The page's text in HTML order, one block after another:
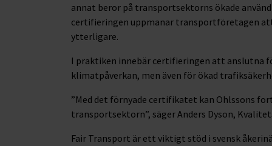
annat beror på transportsektorns ökade
certifieringen uppmanar transportföretagen
ytterligare.
I praktiken innebär certifieringen att anslutna
klimatpåverkan, men även för ökad
”Med det förnyade certifikatet kan Ohlssons
transportsektorn”, säger Anders Dyson,
Fair Transport är ett viktigt stöd i svensk